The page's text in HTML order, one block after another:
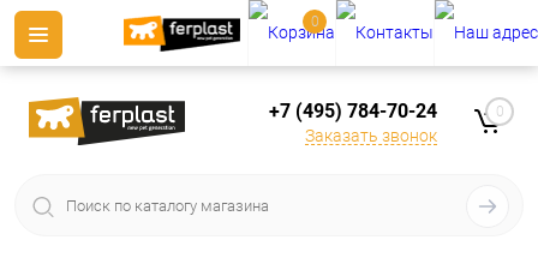
+7 (495) 784-70-24
Заказать звонок
0
0